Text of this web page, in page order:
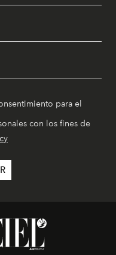
para el
con los fines de